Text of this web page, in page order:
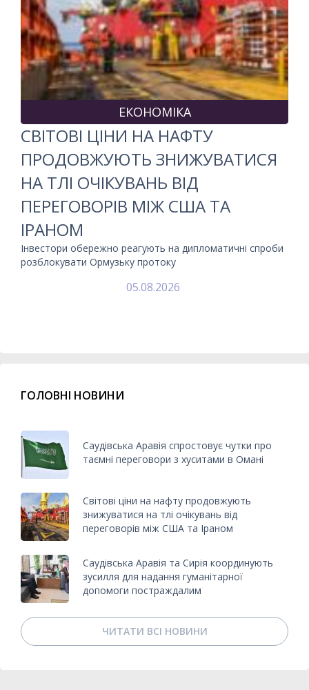
ЕКОНОМІКА
СВІТОВІ ЦІНИ НА НАФТУ
ПРОДОВЖУЮТЬ ЗНИЖУВАТИСЯ
НА ТЛІ ОЧІКУВАНЬ ВІД
ПЕРЕГОВОРІВ МІЖ США ТА
ІРАНОМ
Інвестори обережно реагують на дипломатичні спроби
розблокувати Ормузьку протоку
05.08.2026
ГОЛОВНІ НОВИНИ
Саудівська Аравія спростовує чутки про
таємні переговори з хуситами в Омані
Світові ціни на нафту продовжують
знижуватися на тлі очікувань від
переговорів між США та Іраном
Саудівська Аравія та Сирія координують
зусилля для надання гуманітарної
допомоги постраждалим
ЧИТАТИ ВСІ НОВИНИ